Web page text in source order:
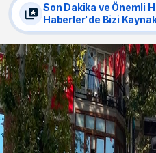
Son Dakika ve Önemli
Haberler'de Bizi